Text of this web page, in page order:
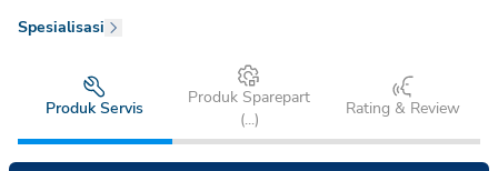
Spesialisasi
Produk Servis
Produk Sparepart
(...)
Rating & Review